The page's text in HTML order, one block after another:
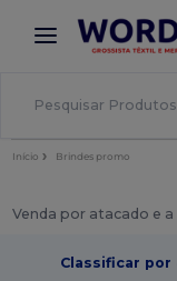
× App
Melhores
Início Brindes promo
Venda por atacado e
Classificar por